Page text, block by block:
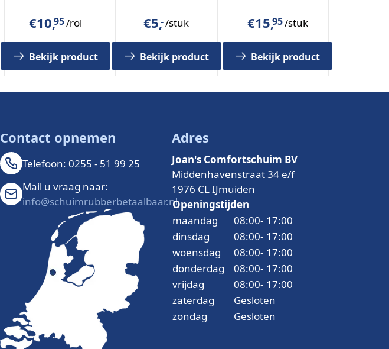
€10,95/rol
Bekijk product
€5,-/stuk
Bekijk product
€15,95/stuk
Bekijk product
Contact opnemen
Telefoon: 0255 - 51 99 25
Mail u vraag naar:
info@schuimrubberbetaalbaar.nl
Adres
Joan's Comfortschuim BV
Middenhavenstraat 34 e/f
1976 CL IJmuiden
Openingstijden
maandag
08:00- 17:00
dinsdag
08:00- 17:00
woensdag
08:00- 17:00
donderdag
08:00- 17:00
vrijdag
08:00- 17:00
zaterdag
Gesloten
zondag
Gesloten